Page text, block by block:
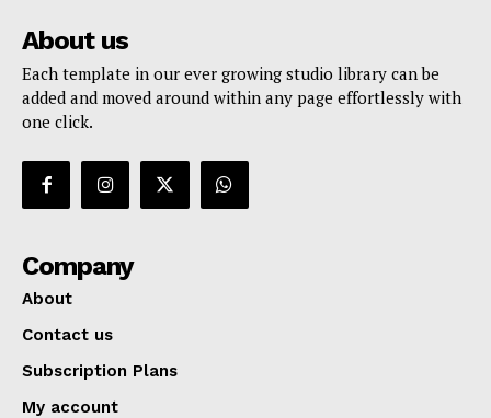
About us
Each template in our ever growing studio library can be
added and moved around within any page effortlessly with
one click.
Company
About
Contact us
Subscription Plans
My account